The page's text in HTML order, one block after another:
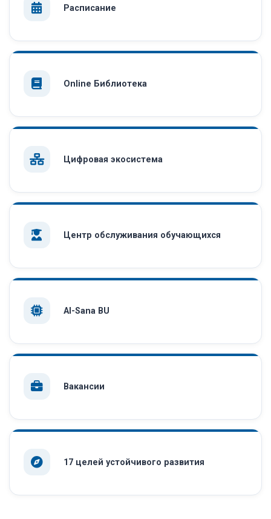
Расписание
Online Библиотека
Цифровая экосистема
Центр обслуживания обучающихся
AI-Sana BU
Вакансии
17 целей устойчивого развития